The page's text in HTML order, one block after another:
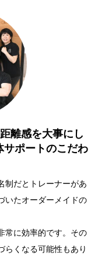
離感を大事にし
サポートのこだわ
制だとトレーナーがあ
いたオーダーメイドの
常に効率的です。その
らくなる可能性もあり